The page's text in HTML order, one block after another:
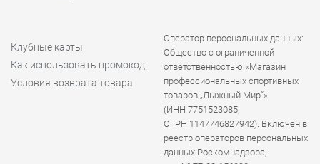
Клубные карты
Как использовать промокод
Условия возврата товара
Оператор персональных данных:
Общество с ограниченной
ответственностью «Магазин
профессиональных спортивных
товаров „Лыжный Мир“»
(ИНН 7751523085,
ОГРН 1147746827942). Включён в
реестр операторов персональных
данных Роскомнадзора,